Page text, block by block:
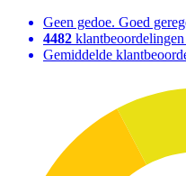
Geen gedoe. Goed
4482
Gemiddelde